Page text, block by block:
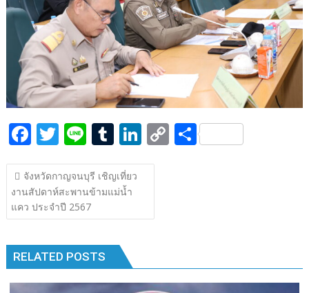
k k
F
ac
e
b
o
o
k
T
w
itt
er
Li
n
e
T
u
m
bl
r
Li
n
dI
C
k
S
แนะแนว
เรื่อง
จังหวัดกาญจนบุรี เชิญเที่ยว
งานสัปดาห์สะพานข้ามแม่น้ำ
แคว ประจำปี 2567
RELATED POSTS